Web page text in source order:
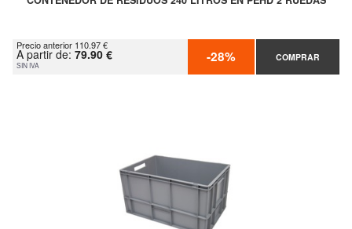
Precio anterior 110.97 €
A partir de: 79.90 €
SIN IVA -28% COMPRAR